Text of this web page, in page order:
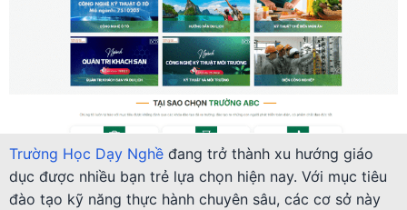
Trường Học Dạy Nghề đang trở thành xu hướng giáo
dục được nhiều bạn trẻ lựa chọn hiện nay. Với mục tiêu
đào tạo kỹ năng thực hành chuyên sâu, các cơ sở này